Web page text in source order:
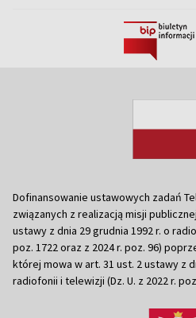
Dofinansowanie ustawowych zadań
związanych z realizacją misji
ustawy z dnia 29 grudnia 1992 r. o
poz. 1722 oraz z 2024 r. poz. 96)
której mowa w art. 31 ust. 2 ustawy z
radiofonii i telewizji (Dz. U. z 2022 r.